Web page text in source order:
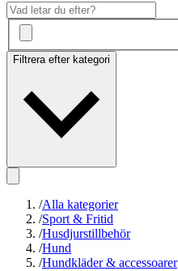
Filtrera efter kategori
/Alla kategorier
/Sport & Fritid
/Husdjurstillbehör
/Hund
/Hundkläder & accessoarer